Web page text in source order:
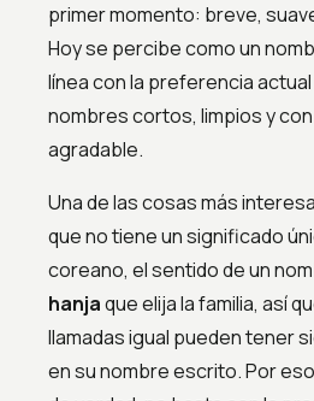
primer momento: breve,
Hoy se percibe como un
línea con la preferencia
nombres cortos, limpios y
agradable.
Una de las cosas más
que no tiene un significado
coreano, el sentido de un
hanjaque elija la familia, así
llamadas igual pueden tener
en su nombre escrito. Por